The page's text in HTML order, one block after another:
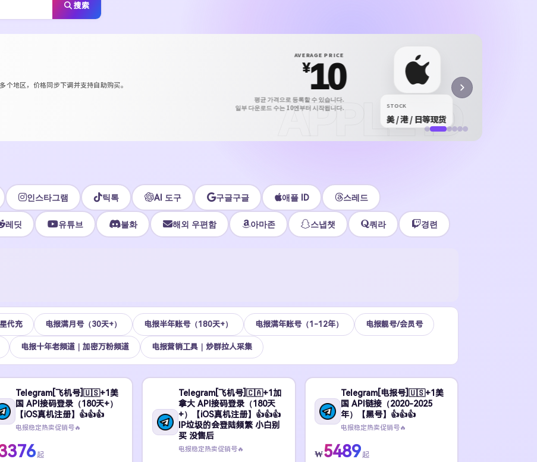
搜索
地区，价格同步下调并支持自助购买。
APPLE ID
AVERAGE PRICE
¥10
평균 가격으로 등록할 수 있습니다.
일부 다운로드 수는 10엔부터 시작됩니다.
STOCK
美 / 港 / 日等现货
인스타그램 틱톡 AI 도구 구글구글 애플 ID 스레드
레딧 유튜브 불화 해외 우편함 아마존 스냅챗 쿼라 경련
代充 电报满月号（30天+） 电报半年账号（180天+） 电报满年账号（1-12年） 电报靓号/会员号
电报十年老频道｜加密万粉频道 电报营销工具｜炒群拉人采集
Telegram[飞机号]🇺🇸+1美
国 API接码登录（180天+）
【iOS真机注册】👍👍👍
电报稳定热卖促销号🔥
起
Telegram[飞机号]🇨🇦+1加
拿大 API接码登录（180天
+）【iOS真机注册】👍👍👍
IP垃圾的会登陆频繁 小白别
买 没售后
电报稳定热卖促销号🔥
Telegram[电报号]🇺🇸+1美
国 API链接（2020-2025
年）【黑号】👍👍👍
电报稳定热卖促销号🔥
₩5489起